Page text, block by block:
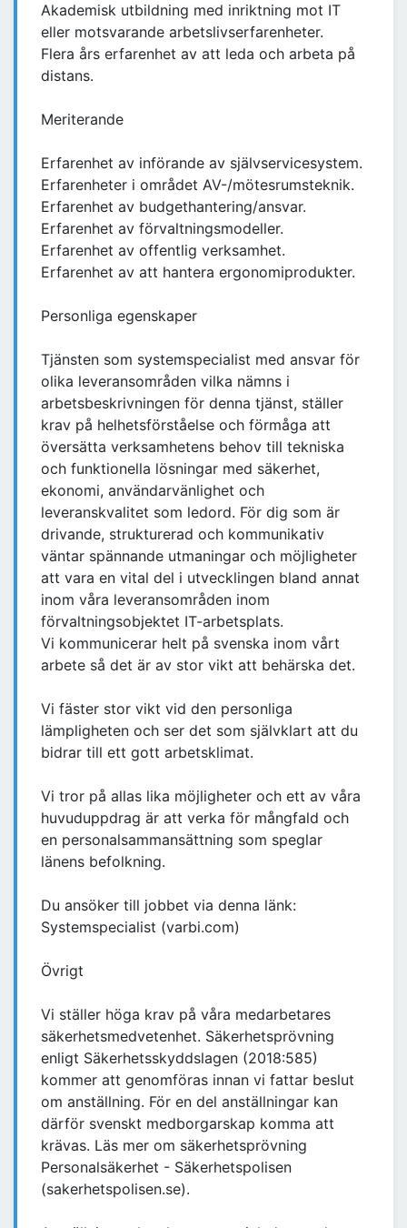
Akademisk utbildning med inriktning mot IT
eller motsvarande arbetslivserfarenheter.
Flera års erfarenhet av att leda och arbeta på
distans.
Meriterande
Erfarenhet av införande av självservicesystem.
Erfarenheter i området AV-/mötesrumsteknik.
Erfarenhet av budgethantering/ansvar.
Erfarenhet av förvaltningsmodeller.
Erfarenhet av offentlig verksamhet.
Erfarenhet av att hantera ergonomiprodukter.
Personliga egenskaper
Tjänsten som systemspecialist med ansvar för
olika leveransområden vilka nämns i
arbetsbeskrivningen för denna tjänst, ställer
krav på helhetsförståelse och förmåga att
översätta verksamhetens behov till tekniska
och funktionella lösningar med säkerhet,
ekonomi, användarvänlighet och
leveranskvalitet som ledord. För dig som är
drivande, strukturerad och kommunikativ
väntar spännande utmaningar och möjligheter
att vara en vital del i utvecklingen bland annat
inom våra leveransområden inom
förvaltningsobjektet IT-arbetsplats.
Vi kommunicerar helt på svenska inom vårt
arbete så det är av stor vikt att behärska det.
Vi fäster stor vikt vid den personliga
lämpligheten och ser det som självklart att du
bidrar till ett gott arbetsklimat.
Vi tror på allas lika möjligheter och ett av våra
huvuduppdrag är att verka för mångfald och
en personalsammansättning som speglar
länens befolkning.
Du ansöker till jobbet via denna länk:
Systemspecialist (varbi.com)
Övrigt
Vi ställer höga krav på våra medarbetares
säkerhetsmedvetenhet. Säkerhetsprövning
enligt Säkerhetsskyddslagen (2018:585)
kommer att genomföras innan vi fattar beslut
om anställning. För en del anställningar kan
därför svenskt medborgarskap komma att
krävas. Läs mer om säkerhetsprövning
Personalsäkerhet - Säkerhetspolisen
(sakerhetspolisen.se).